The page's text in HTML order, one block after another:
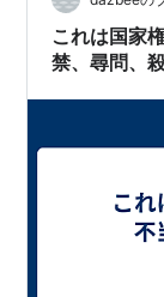
御覧頂ければ
これは国家
禁、尋問、